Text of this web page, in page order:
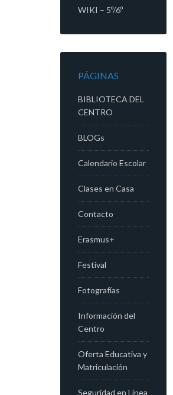
WIKI – 5º/6º
PÁGINAS
BIBLIOTECA DEL
CENTRO
BLOGs
Calendario Escolar
Clases en Casa
Contacto
Erasmus+
Festival
Fotografías
Información del
Centro
Oferta Educativa y
Matriculación
Seguridad en Línea